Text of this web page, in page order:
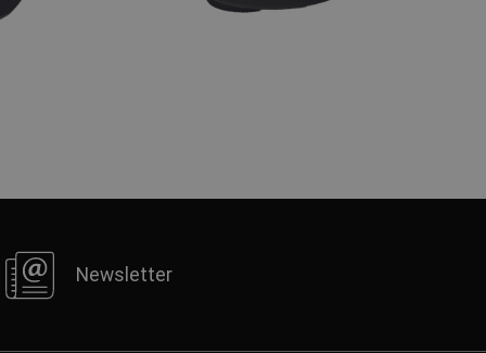
Newsletter